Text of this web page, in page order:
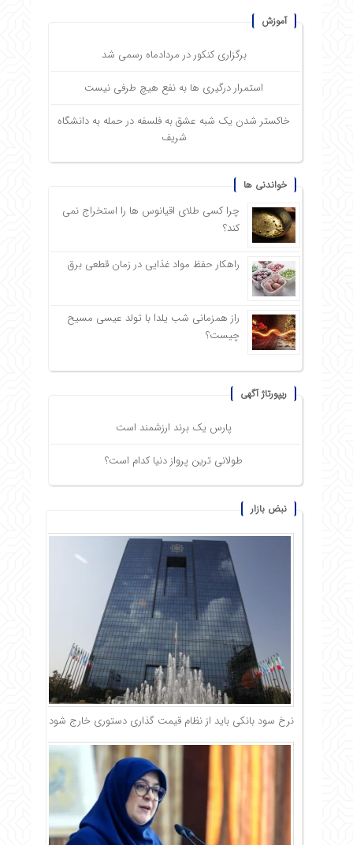
آموزش
برگزاری کنکور در مردادماه رسمی شد
استمرار درگیری ها به نفع هیچ طرفی نیست
خاکستر شدن یک شبه عشق به فلسفه در حمله به دانشگاه
شریف
خواندنی ها
چرا کسی طلای اقیانوس ها را استخراج نمی
کند؟
راهکار حفظ مواد غذایی در زمان قطعی برق
راز همزمانی شب یلدا با تولد عیسی مسیح
چیست؟
ریپورتاژ آگهی
پارس یک برند ارزشمند است
طولانی ترین پرواز دنیا کدام است؟
نبض بازار
نرخ سود بانکی باید از نظام قیمت گذاری دستوری خارج شود